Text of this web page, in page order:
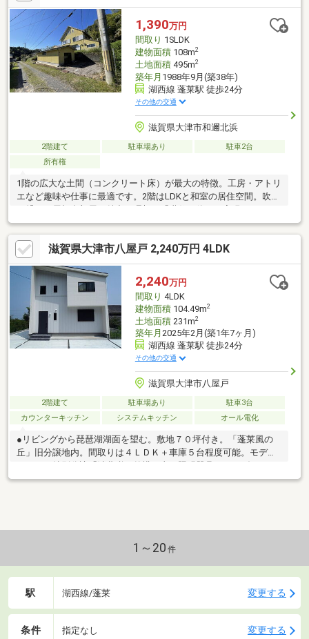
1,390万円
間取り 1SLDK
建物面積108m2
土地面積495m2
築年月 1988年9月(築38年)
湖西線 蓬莱駅 徒歩24分
その他の交通
滋賀県大津市和邇北浜
2階建て 駐車場あり
駐車2台
所有権
1階の広大な土間（コンクリート床）が最大の特徴。工房・アトリ
エなど趣味や仕事に最適です。2階はLDKと和室の居住空間。吹抜
で繋がる屋根裏部屋も魅力。理想の「職住一体」を実現します。
滋賀県大津市八屋戸 2,240万円 4LDK
2,240万円
間取り 4LDK
建物面積104.49m2
土地面積231m2
築年月 2025年2月(築1年7ヶ月)
湖西線 蓬莱駅 徒歩24分
その他の交通
滋賀県大津市八屋戸
2階建て 駐車場あり
駐車3台
カウンターキッチン
システムキッチン オール電化
●リビングから琵琶湖湖面を望む。敷地７０坪付き。「蓬莱風の
丘」旧分譲地内。間取りは４ＬＤＫ＋車庫５台程度可能。モデル
テン＋エアコン」込み
1～20 件
駅 湖西線/蓬莱 変更する
条件 指定なし 変更する